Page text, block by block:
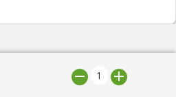
Все права защищены